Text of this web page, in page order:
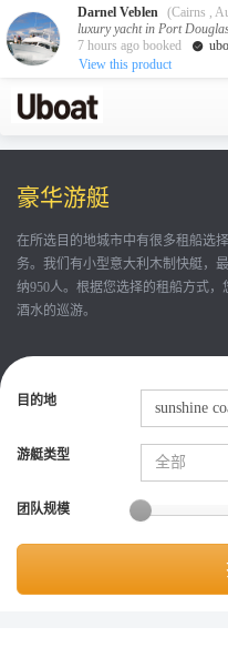
目的地
悉尼
凯恩斯
塔斯马尼亚
达尔文
sunshine coast
新西兰
游艇活动
包豪华艇
服务
游艇托管
关于众艇
豪华游艇
在所选目的地城市中有很多租船选
务。我们有小型意大利木制快艇，
纳950人。根据您选择的租船方式
酒水的巡游。
目的地
游艇类型
团队规模
Darnel Veblen (Cairns ,
luxury yacht in Port
7 hours ago booked
View this product